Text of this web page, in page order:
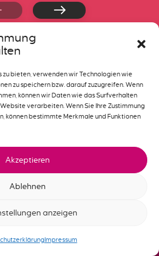
zu bieten, verwenden wir Technologien wie
zu speichern bzw. darauf zuzugreifen. Wenn
können wir Daten wie das Surfverhalten
verarbeiten. Wenn Sie Ihre Zustimmung
können bestimmte Merkmale und Funktionen
Akzeptieren
Ablehnen
anzeigen
Impressum
vonDeutsch